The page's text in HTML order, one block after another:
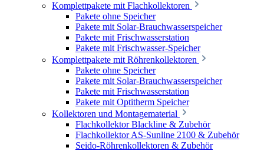
Komplettpakete mit Flachkollektoren
Pakete ohne Speicher
Pakete mit Solar-Brauchwasserspeicher
Pakete mit Frischwasserstation
Pakete mit Frischwasser-Speicher
Komplettpakete mit Röhrenkollektoren
Pakete ohne Speicher
Pakete mit Solar-Brauchwasserspeicher
Pakete mit Frischwasserstation
Pakete mit Optitherm Speicher
Kollektoren und Montagematerial
Flachkollektor Blackline & Zubehör
Flachkollektor AS-Sunline 2100 & Zubehör
Seido-Röhrenkollektoren & Zubehör